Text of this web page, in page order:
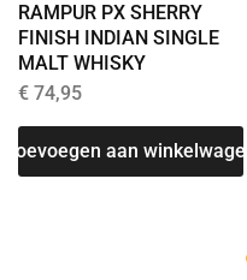
RAMPUR PX SHERRY
FINISH INDIAN SINGLE
MALT WHISKY
€ 74,95
Toevoegen aan winkelwagen